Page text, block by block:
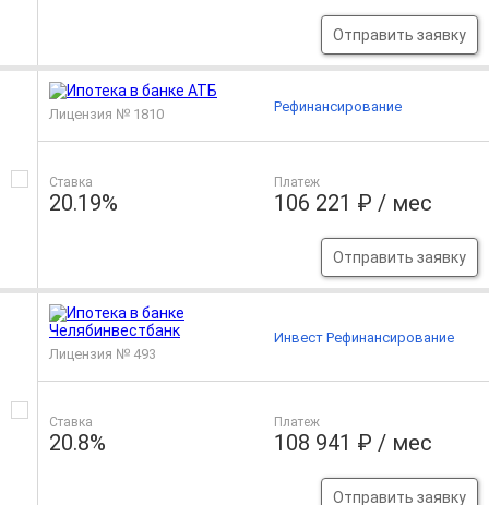
Отправить заявку
Лицензия № 1810
Ставка
20.19%
Платеж
106 221 ₽ / мес
Отправить заявку
Рефинансирование
Лицензия № 493
Ставка
20.8%
Платеж
108 941 ₽ / мес
Отправить заявку
Инвест Рефинансирование